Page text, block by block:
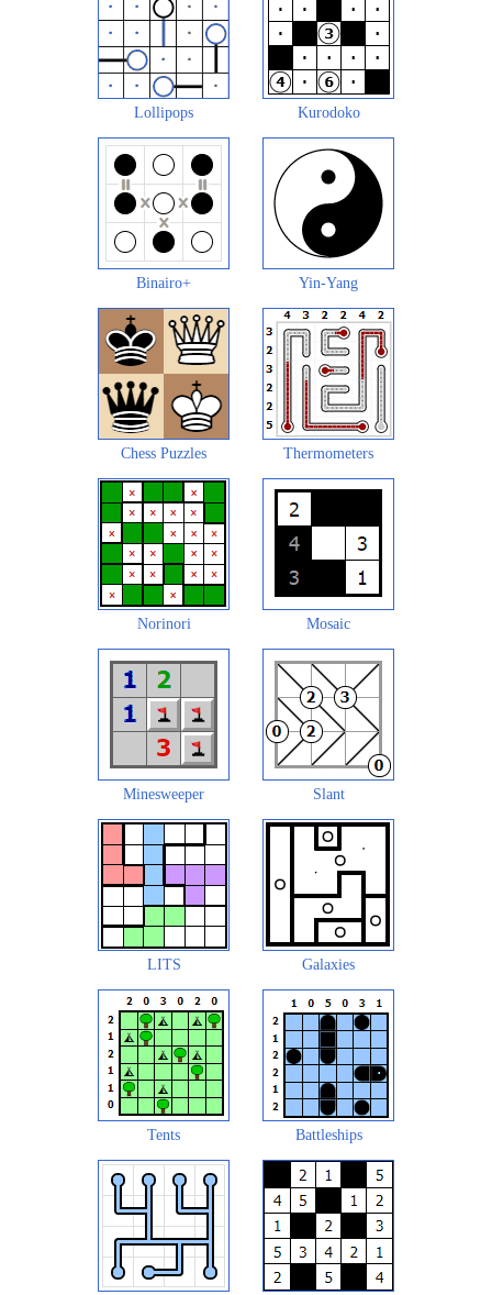
Lollipops Kurodoko
Binairo+ Yin-Yang
Chess Puzzles Thermometers
Norinori Mosaic
Minesweeper Slant
LITS Galaxies
Tents Battleships